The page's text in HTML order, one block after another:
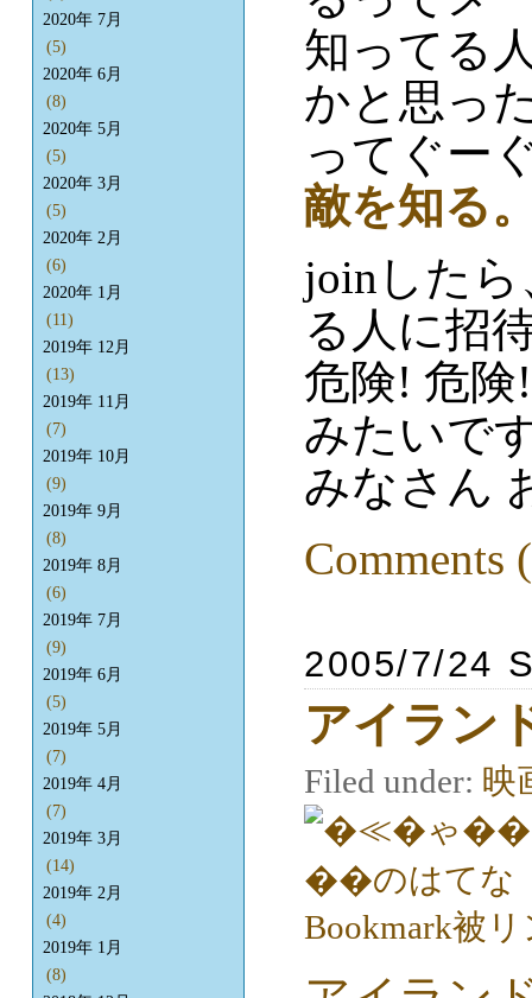
知ってる
かと思っ
ってぐー
敵を知る
joinした
る人に招
危険! 危
みたいで
みなさん
Comments
2005/7/24
アイラン
Filed under: 映
2020年 7月
(5)
2020年 6月
(8)
2020年 5月
(5)
2020年 3月
(5)
2020年 2月
(6)
2020年 1月
(11)
2019年 12月
(13)
2019年 11月
(7)
2019年 10月
(9)
2019年 9月
(8)
2019年 8月
(6)
2019年 7月
(9)
2019年 6月
(5)
2019年 5月
(7)
2019年 4月
(7)
2019年 3月
(14)
2019年 2月
(4)
2019年 1月
(8)